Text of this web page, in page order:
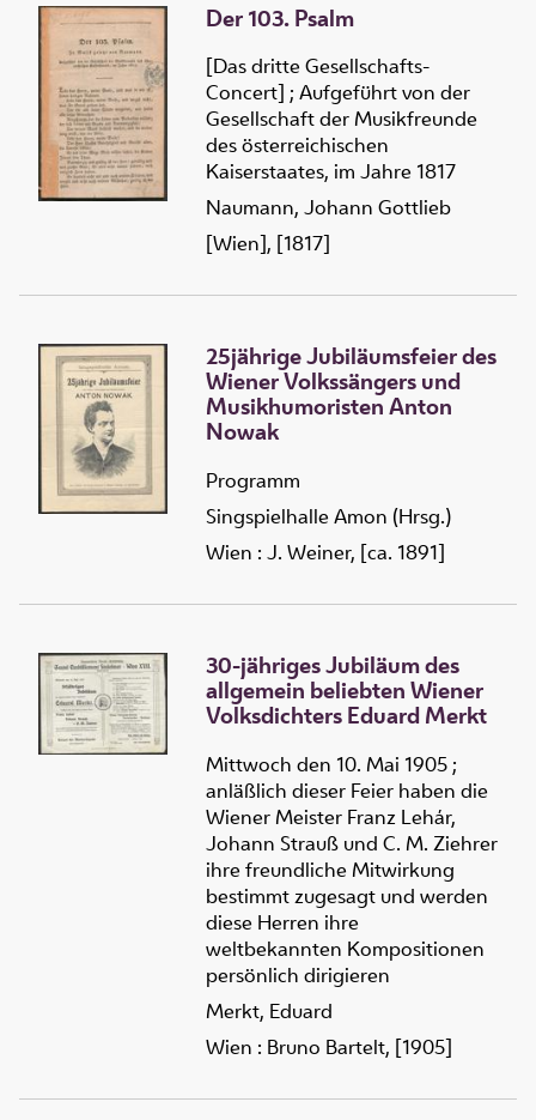
Der 103. Psalm
[Das dritte Gesellschafts-
Concert] ; Aufgeführt von der
Gesellschaft der Musikfreunde
des österreichischen
Kaiserstaates, im Jahre 1817
Naumann, Johann Gottlieb
[Wien], [1817]
25jährige Jubiläumsfeier des
Wiener Volkssängers und
Musikhumoristen Anton
Nowak
Programm
Singspielhalle Amon (Hrsg.)
Wien : J. Weiner, [ca. 1891]
30-jähriges Jubiläum des
allgemein beliebten Wiener
Volksdichters Eduard Merkt
Mittwoch den 10. Mai 1905 ;
anläßlich dieser Feier haben die
Wiener Meister Franz Lehár,
Johann Strauß und C. M. Ziehrer
ihre freundliche Mitwirkung
bestimmt zugesagt und werden
diese Herren ihre
weltbekannten Kompositionen
persönlich dirigieren
Merkt, Eduard
Wien : Bruno Bartelt, [1905]